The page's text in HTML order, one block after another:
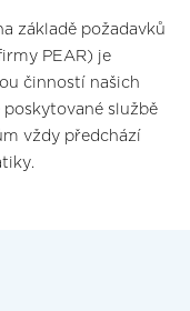
základě požadavků
PEAR) je
činností našich
službě
vždy předchází